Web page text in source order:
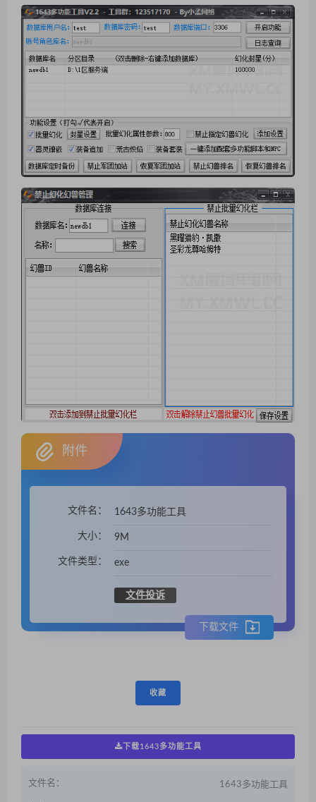
附件
文件名： 1643多功能工具
大小： 9M
文件类型： exe
文件投诉
下载文件
收藏
下载1643多功能工具
文件名： 1643多功能工具